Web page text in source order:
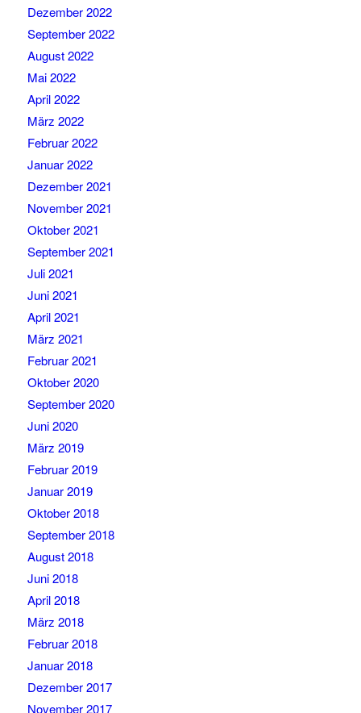
Dezember 2022
September 2022
August 2022
Mai 2022
April 2022
März 2022
Februar 2022
Januar 2022
Dezember 2021
November 2021
Oktober 2021
September 2021
Juli 2021
Juni 2021
April 2021
März 2021
Februar 2021
Oktober 2020
September 2020
Juni 2020
März 2019
Februar 2019
Januar 2019
Oktober 2018
September 2018
August 2018
Juni 2018
April 2018
März 2018
Februar 2018
Januar 2018
Dezember 2017
November 2017